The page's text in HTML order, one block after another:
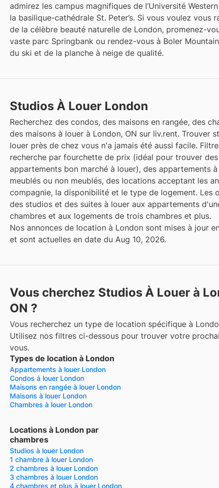
admirez les campus magnifiques de l’Université
la basilique-cathédrale St. Peter’s. Si vous voulez vous
de la célèbre beauté naturelle de London, promenez-
vaste parc Springbank ou rendez-vous à Boler
du ski et de la planche à neige de qualité.
Studios À Louer London
Recherchez des condos, des maisons en rangée, des
des maisons à louer à London, ON sur liv.rent. Trouver
louer près de chez vous n'a jamais été aussi facile.
recherche par fourchette de prix (idéal pour trouver des
appartements bon marché à louer), des appartements
meublés ou non meublés, des locations acceptant les
compagnie, la disponibilité et le type de logement. Les
des studios et des suites à louer aux appartements
chambres et aux logements de trois chambres et plus.
Nos annonces de location à London sont mises à jour
et sont actuelles en date du Aug 10, 2026.
Vous cherchez Studios À Louer à
ON ?
Vous recherchez un type de location spécifique à
Utilisez nos filtres ci-dessous pour trouver votre
vous.
Types de location à London
Appartements à louer London
Condos à louer London
Maisons en rangée à louer London
Maisons à louer London
Chambres à louer London
Locations à London par
chambres
Studios à louer London
1 chambre à louer London
2 chambres à louer London
3 chambres à louer London
4 chambres et plus à louer London